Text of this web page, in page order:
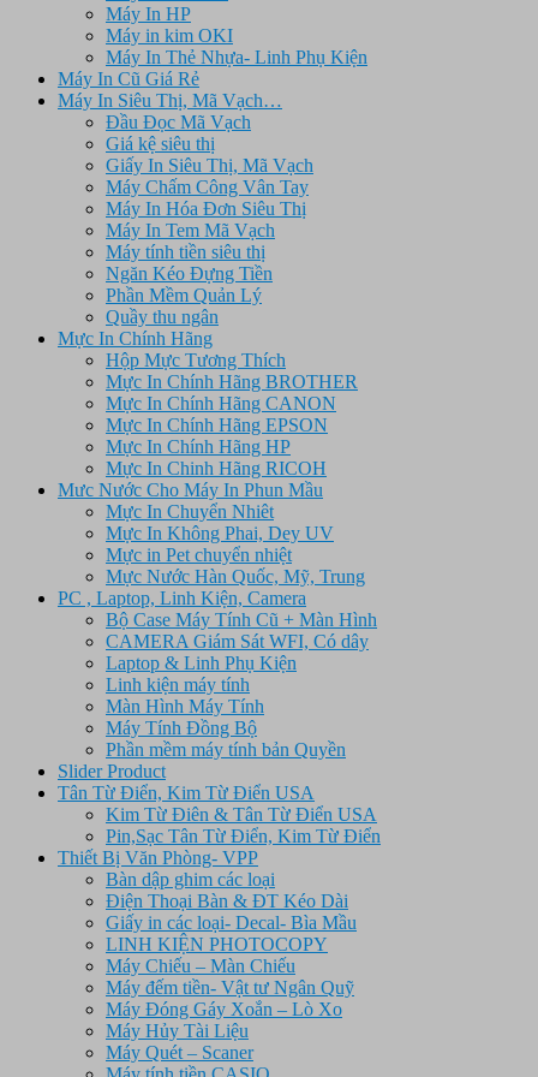
Máy In HP
Máy in kim OKI
Máy In Thẻ Nhựa- Linh Phụ Kiện
Máy In Cũ Giá Rẻ
Máy In Siêu Thị, Mã Vạch…
Đầu Đọc Mã Vạch
Giá kệ siêu thị
Giấy In Siêu Thị, Mã Vạch
Máy Chấm Công Vân Tay
Máy In Hóa Đơn Siêu Thị
Máy In Tem Mã Vạch
Máy tính tiền siêu thị
Ngăn Kéo Đựng Tiền
Phần Mềm Quản Lý
Quầy thu ngân
Mực In Chính Hãng
Hộp Mực Tương Thích
Mực In Chính Hãng BROTHER
Mực In Chính Hãng CANON
Mực In Chính Hãng EPSON
Mực In Chính Hãng HP
Mực In Chinh Hãng RICOH
Mưc Nước Cho Máy In Phun Mầu
Mực In Chuyển Nhiêt
Mực In Không Phai, Dey UV
Mực in Pet chuyển nhiệt
Mực Nước Hàn Quốc, Mỹ, Trung
PC , Laptop, Linh Kiện, Camera
Bộ Case Máy Tính Cũ + Màn Hình
CAMERA Giám Sát WFI, Có dây
Laptop & Linh Phụ Kiện
Linh kiện máy tính
Màn Hình Máy Tính
Máy Tính Đồng Bộ
Phần mềm máy tính bản Quyền
Slider Product
Tân Từ Điển, Kim Từ Điển USA
Kim Từ Điên & Tân Từ Điển USA
Pin,Sạc Tân Từ Điển, Kim Từ Điển
Thiết Bị Văn Phòng- VPP
Bàn dập ghim các loại
Điện Thoại Bàn & ĐT Kéo Dài
Giấy in các loại- Decal- Bìa Mầu
LINH KIỆN PHOTOCOPY
Máy Chiếu – Màn Chiếu
Máy đếm tiền- Vật tư Ngân Quỹ
Máy Đóng Gáy Xoắn – Lò Xo
Máy Hủy Tài Liệu
Máy Quét – Scaner